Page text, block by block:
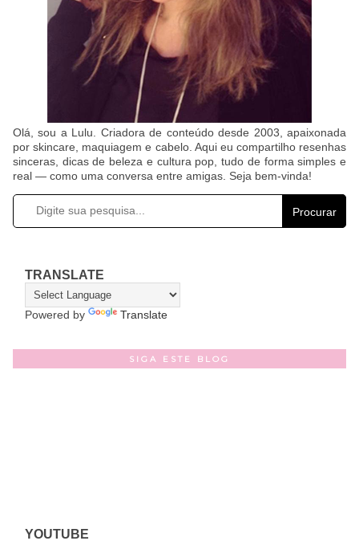
Olá, sou a Lulu. Criadora de conteúdo desde 2003, apaixonada
por skincare, maquiagem e cabelo. Aqui eu compartilho resenhas
sinceras, dicas de beleza e cultura pop, tudo de forma simples e
real — como uma conversa entre amigas. Seja bem-vinda!
Procurar
TRANSLATE
Powered by Translate
SIGA ESTE BLOG
YOUTUBE